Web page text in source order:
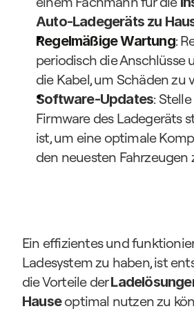
Auto-Ladegeräts zu
Regelmäßige Wartung:
periodisch die Anschlüsse
die Kabel, um Schäden zu
Software-Updates:
Firmware des Ladegeräts
ist, um eine optimale
den neuesten Fahrzeugen
Ein effizientes und
Ladesystem zu haben, ist
die Vorteile der
Hause optimal nutzen zu